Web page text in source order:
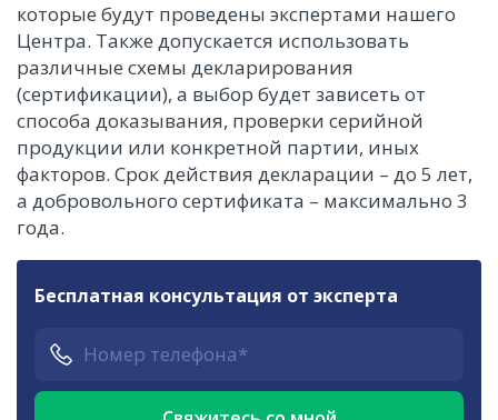
которые будут проведены экспертами нашего
Центра. Также допускается использовать
различные схемы декларирования
(сертификации), а выбор будет зависеть от
способа доказывания, проверки серийной
продукции или конкретной партии, иных
факторов. Срок действия декларации – до 5 лет,
а добровольного сертификата – максимально 3
года.
Бесплатная консультация от эксперта